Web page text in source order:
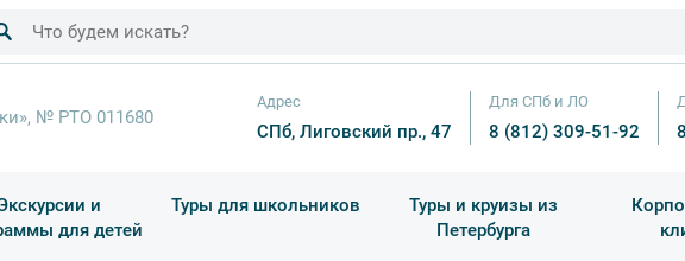
№ РТО 011680
Адрес
СПб, Лиговский пр., 47
Для СПб и ЛО
8 (812) 309-51-92
и
для детей
Туры для школьников
Туры и круизы из
Петербурга